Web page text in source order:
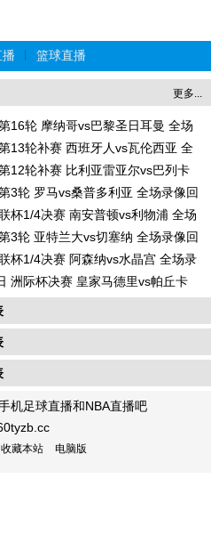
播 篮球直播
更多...
16轮 摩纳哥vs巴黎圣日耳曼 全场
13轮补赛 西班牙人vs瓦伦西亚 全
12轮补赛 比利亚雷亚尔vs巴列卡
3轮 罗马vs桑普多利亚 全场录像回
杯1/4决赛 南安普顿vs利物浦 全场
3轮 亚特兰大vs切塞纳 全场录像回
杯1/4决赛 阿森纳vs水晶宫 全场录
洲际杯决赛 皇家马德里vs帕丘卡
机足球直播和NBA直播吧
收藏本站 电脑版